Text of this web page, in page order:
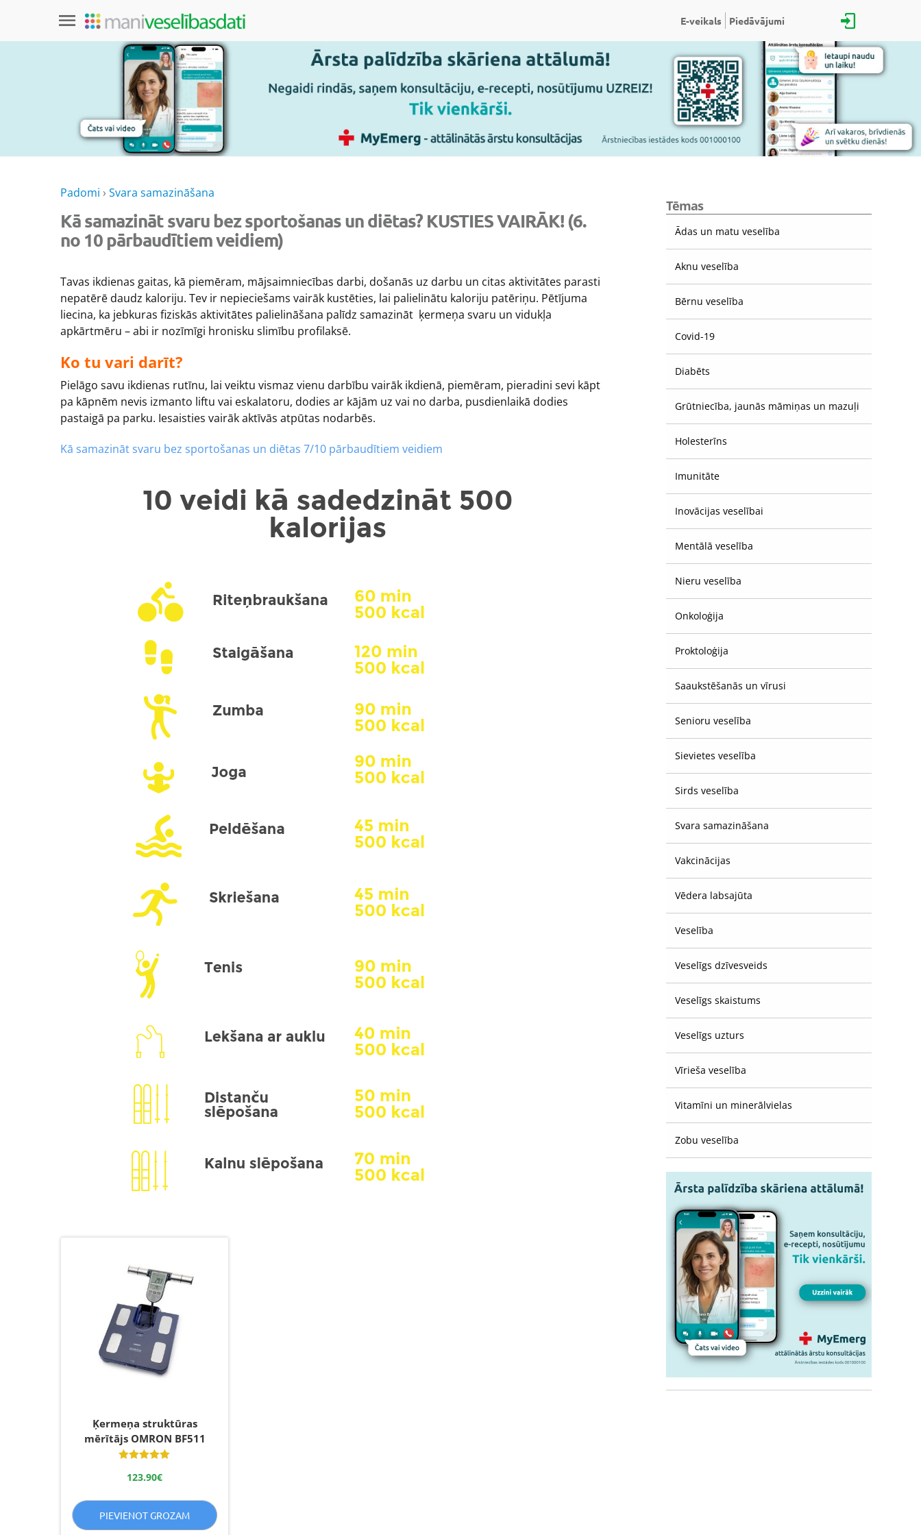
E-veikals Piedāvājumi
Padomi › Svara samazināšana
Kā samazināt svaru bez sportošanas un diētas? KUSTIES VAIRĀK! (6.
no 10 pārbaudītiem veidiem)
Tavas ikdienas gaitas, kā piemēram, mājsaimniecības darbi, došanās uz darbu un citas aktivitātes parasti
nepatērē daudz kaloriju. Tev ir nepieciešams vairāk kustēties, lai palielinātu kaloriju patēriņu. Pētījuma
liecina, ka jebkuras fiziskās aktivitātes palielināšana palīdz samazināt ķermeņa svaru un vidukļa
apkārtmēru – abi ir nozīmīgi hronisku slimību profilaksē.
Ko tu vari darīt?
Pielāgo savu ikdienas rutīnu, lai veiktu vismaz vienu darbību vairāk ikdienā, piemēram, pieradini sevi kāpt
pa kāpnēm nevis izmanto liftu vai eskalatoru, dodies ar kājām uz vai no darba, pusdienlaikā dodies
pastaigā pa parku. Iesaisties vairāk aktīvās atpūtas nodarbēs.
Kā samazināt svaru bez sportošanas un diētas 7/10 pārbaudītiem veidiem
Ķermeņa struktūras
mērītājs OMRON BF511
ar
123.90€
PIEVIENOT GROZAM
Tēmas
Ādas un matu veselība
Aknu veselība
Bērnu veselība
Covid-19
Diabēts
Grūtniecība, jaunās māmiņas un mazuļi
Holesterīns
Imunitāte
Inovācijas veselībai
Mentālā veselība
Nieru veselība
Onkoloģija
Proktoloģija
Saaukstēšanās un vīrusi
Senioru veselība
Sievietes veselība
Sirds veselība
Svara samazināšana
Vakcinācijas
Vēdera labsajūta
Veselība
Veselīgs dzīvesveids
Veselīgs skaistums
Veselīgs uzturs
Vīrieša veselība
Vitamīni un minerālvielas
Zobu veselība